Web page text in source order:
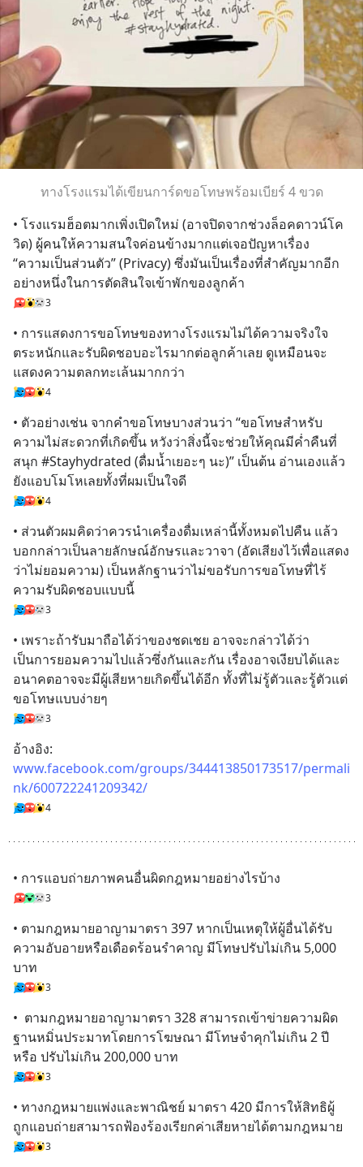
ทางโรงแรมได้เขียนการ์ดขอโทษพร้อมเบียร์ 4 ขวด
• โรงแรมฮ็อตมากเพิ่งเปิดใหม่ (อาจปิดจากช่วงล็อคดาวน์โค
วิด) ผู้คนให้ความสนใจค่อนข้างมากแต่เจอปัญหาเรื่อง
“ความเป็นส่วนตัว” (Privacy) ซึ่งมันเป็นเรื่องที่สำคัญมากอีก
อย่างหนึ่งในการตัดสินใจเข้าพักของลูกค้า
3
• การแสดงการขอโทษของทางโรงแรมไม่ได้ความจริงใจ
ตระหนักและรับผิดชอบอะไรมากต่อลูกค้าเลย ดูเหมือนจะ
แสดงความตลกทะเล้นมากกว่า
4
• ตัวอย่างเช่น จากคำขอโทษบางส่วนว่า “ขอโทษสำหรับ
ความไม่สะดวกที่เกิดขึ้น หวังว่าสิ่งนี้จะช่วยให้คุณมีค่ำคืนที่
สนุก #Stayhydrated (ดื่มน้ำเยอะๆ นะ)” เป็นต้น อ่านเองแล้ว
ยังแอบโมโหเลยทั้งที่ผมเป็นใจดี
4
• ส่วนตัวผมคิดว่าควรนำเครื่องดื่มเหล่านี้ทั้งหมดไปคืน แล้ว
บอกกล่าวเป็นลายลักษณ์อักษรและวาจา (อัดเสียงไว้เพื่อแสดง
ว่าไม่ยอมความ) เป็นหลักฐานว่าไม่ขอรับการขอโทษที่ไร้
ความรับผิดชอบแบบนี้
3
• เพราะถ้ารับมาถือได้ว่าของชดเชย อาจจะกล่าวได้ว่า
เป็นการยอมความไปแล้วซึ่งกันและกัน เรื่องอาจเงียบได้และ
อนาคตอาจจะมีผู้เสียหายเกิดขึ้นได้อีก ทั้งที่ไม่รู้ตัวและรู้ตัวแต่
ขอโทษแบบง่ายๆ
3
www.facebook.com/groups/344413850173517/permali
nk/600722241209342/
4
• การแอบถ่ายภาพคนอื่นผิดกฎหมายอย่างไรบ้าง
3
• ตามกฎหมายอาญามาตรา 397 หากเป็นเหตุให้ผู้อื่นได้รับ
ความอับอายหรือเดือดร้อนรำคาญ มีโทษปรับไม่เกิน 5,000
บาท
3
•  ตามกฎหมายอาญามาตรา 328 สามารถเข้าข่ายความผิด
ฐานหมิ่นประมาทโดยการโฆษณา มีโทษจำคุกไม่เกิน 2 ปี
หรือ ปรับไม่เกิน 200,000 บาท
3
• ทางกฎหมายแพ่งและพาณิชย์ มาตรา 420 มีการให้สิทธิผู้
ถูกแอบถ่ายสามารถฟ้องร้องเรียกค่าเสียหายได้ตามกฎหมาย
3